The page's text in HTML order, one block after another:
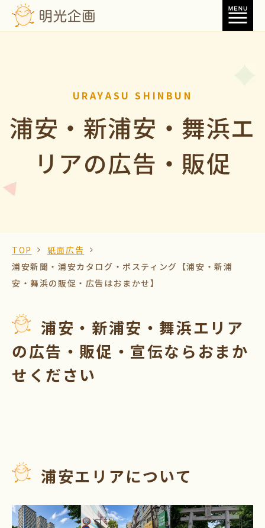
URAYASU SHINBUN
浦安・新浦安・舞浜エ
リアの広告・販促
TOP
紙面広告
浦安新聞・浦安カタログ・ポスティング【浦安・新浦
安・舞浜の販促・広告はおまかせ】
浦安・新浦安・舞浜エリア
の広告・販促・宣伝ならおまか
せください
浦安エリアについて